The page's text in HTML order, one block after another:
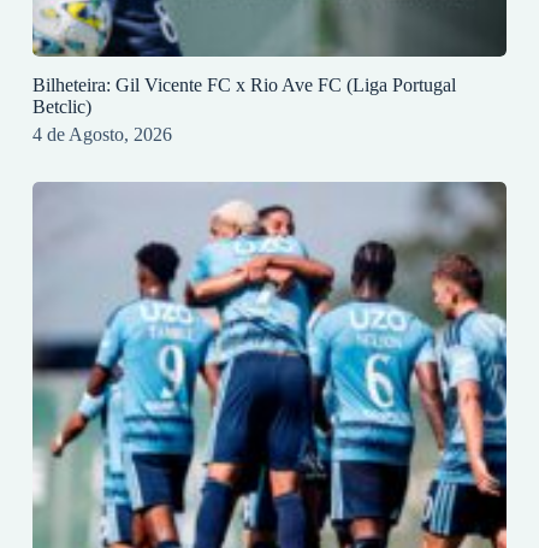
Bilheteira: Gil Vicente FC x Rio Ave FC (Liga Portugal
Betclic)
4 de Agosto, 2026